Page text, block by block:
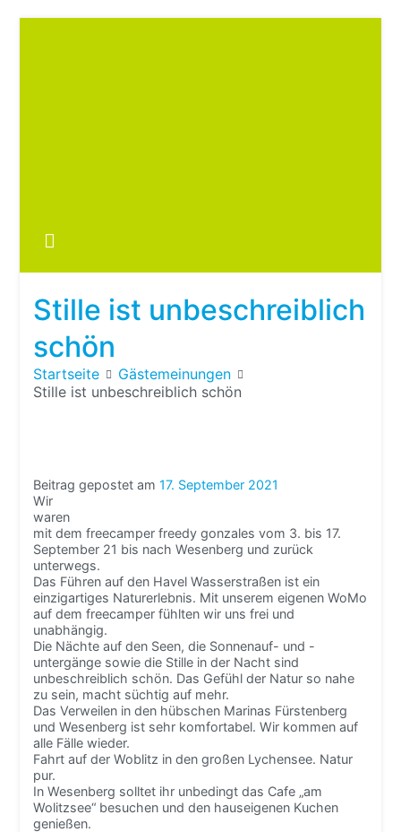
Stille ist unbeschreiblich
schön
Startseite
Gästemeinungen
Stille ist unbeschreiblich schön
Beitrag gepostet am17. September 2021
Wir
waren
mit dem freecamper freedy gonzales vom 3. bis 17.
September 21 bis nach Wesenberg und zurück
unterwegs.
Das Führen auf den Havel Wasserstraßen ist ein
einzigartiges Naturerlebnis. Mit unserem eigenen WoMo
auf dem freecamper fühlten wir uns frei und
unabhängig.
Die Nächte auf den Seen, die Sonnenauf- und -
untergänge sowie die Stille in der Nacht sind
unbeschreiblich schön. Das Gefühl der Natur so nahe
zu sein, macht süchtig auf mehr.
Das Verweilen in den hübschen Marinas Fürstenberg
und Wesenberg ist sehr komfortabel. Wir kommen auf
alle Fälle wieder.
Fahrt auf der Woblitz in den großen Lychensee. Natur
pur.
In Wesenberg solltet ihr unbedingt das Cafe „am
Wolitzsee“ besuchen und den hauseigenen Kuchen
genießen.